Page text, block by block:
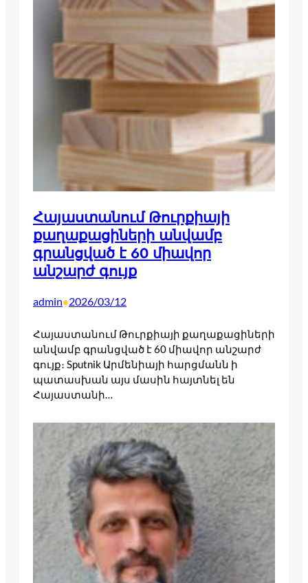
Հայաստանում Թուրքիայի
քաղաքացիների անվամբ
գրանցված է 60 միավոր
անշարժ գույք
admin•2026/03/12
Հայաստանում Թուրքիայի քաղաքացիների
անվամբ գրանցված է 60 միավոր անշարժ
գույք։ Sputnik Արմենիայի հարցմանն ի
պատասխան այս մասին հայտնել են
Հայաստանի…